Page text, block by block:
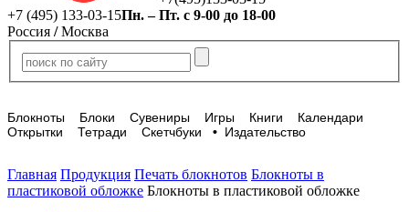
+7 (495) 133-03-15Пн. – Пт. с 9-00 до 18-00
Россия / Москва
Блокноты Блоки Сувениры Игры Книги
Календари
Открытки
Тетради Скетчбуки • Издательство
Главная Продукция Печать блокнотов Блокноты в
пластиковой обложке Блокноты в пластиковой обложке